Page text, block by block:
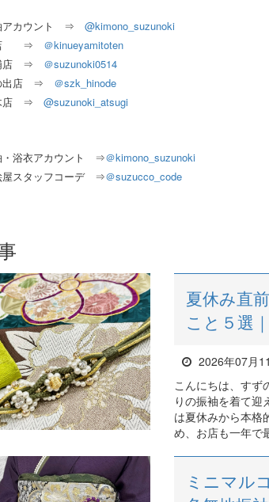
アカウント ⇒ @kimono_suzunoki
店 ⇒ ＠kinueyamitoten
浦店 ⇒ ＠suzunoki0514
出店 ⇒ ＠szk_hinode
木店 ⇒ @suzunoki_atsugi
・浴衣アカウント ⇒＠kimono_suzunoki
屋スタッフコーデ ⇒＠suzucco_code
夏休み直
こと５選
2026年07月
こんにちは、すず
りの振袖を着て
は夏休みから本格
め、お店も一年で
ミニマル